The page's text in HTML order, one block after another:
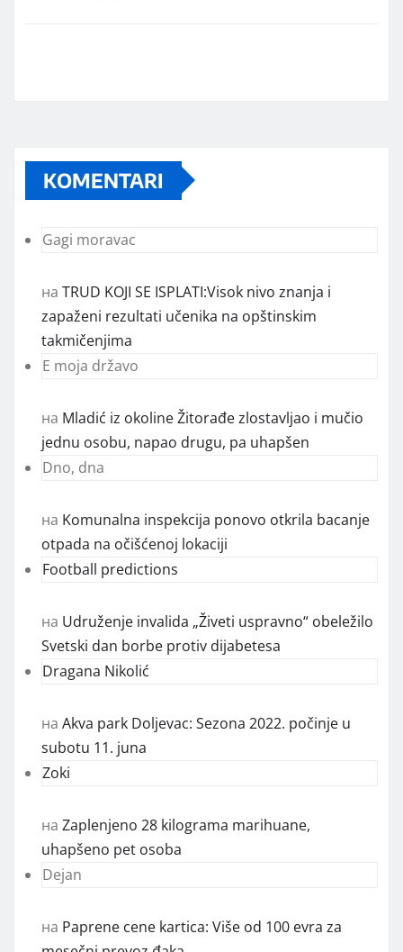
KOMENTARI
Gagi moravac
на TRUD KOJI SE ISPLATI:Visok nivo znanja i
zapaženi rezultati učenika na opštinskim
takmičenjima
E moja državo
на Mladić iz okoline Žitorađe zlostavljao i mučio
jednu osobu, napao drugu, pa uhapšen
Dno, dna
на Komunalna inspekcija ponovo otkrila bacanje
otpada na očišćenoj lokaciji
Football predictions
на Udruženje invalida „Živeti uspravno“ obeležilo
Svetski dan borbe protiv dijabetesa
Dragana Nikolić
на Akva park Doljevac: Sezona 2022. počinje u
subotu 11. juna
Zoki
на Zaplenjeno 28 kilograma marihuane,
uhapšeno pet osoba
Dejan
на Paprene cene kartica: Više od 100 evra za